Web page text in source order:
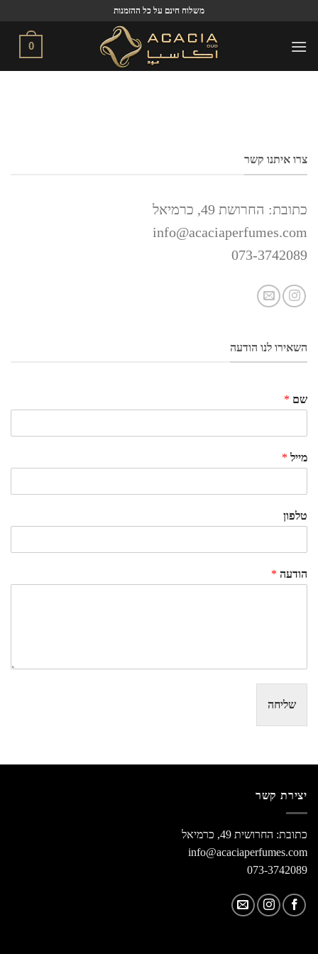
content
משלוח חינם על כל ההזמנות
0
צרו איתנו קשר
כתובת: החרושת 49, כרמיאל
info@acaciaperfumes.com
073-3742089
השאירו לנו הודעה
שם *
מייל *
טלפון
הודעה *
שליחה
יצירת קשר
כתובת: החרושית 49, כרמיאל
info@acaciaperfumes.com
073-3742089